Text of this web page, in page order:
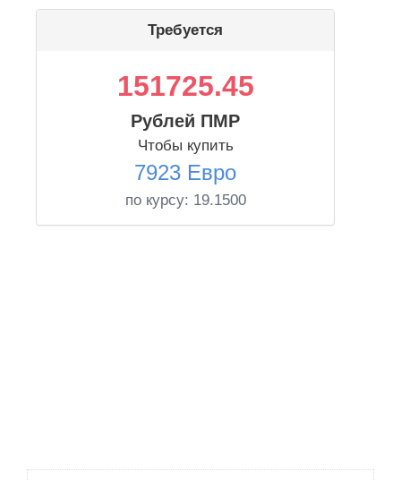
Требуется
151725.45
Рублей ПМР
Чтобы купить
7923 Евро
по курсу: 19.1500